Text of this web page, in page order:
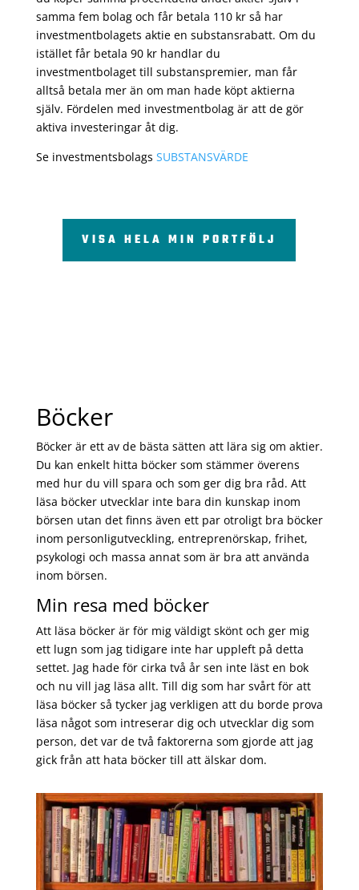
samma fem bolag och får betala 110 kr så har
investmentbolagets aktie en substansrabatt. Om du
istället får betala 90 kr handlar du
investmentbolaget till substanspremier, man får
alltså betala mer än om man hade köpt aktierna
själv. Fördelen med investmentbolag är att de gör
aktiva investeringar åt dig.
Se investmentsbolags SUBSTANSVÄRDE
VISA HELA MIN PORTFÖLJ
Böcker
Böcker är ett av de bästa sätten att lära sig om aktier.
Du kan enkelt hitta böcker som stämmer överens
med hur du vill spara och som ger dig bra råd. Att
läsa böcker utvecklar inte bara din kunskap inom
börsen utan det finns även ett par otroligt bra böcker
inom personligutveckling, entreprenörskap, frihet,
psykologi och massa annat som är bra att använda
inom börsen.
Min resa med böcker
Att läsa böcker är för mig väldigt skönt och ger mig
ett lugn som jag tidigare inte har uppleft på detta
settet. Jag hade för cirka två år sen inte läst en bok
och nu vill jag läsa allt. Till dig som har svårt för att
läsa böcker så tycker jag verkligen att du borde prova
läsa något som intreserar dig och utvecklar dig som
person, det var de två faktorerna som gjorde att jag
gick från att hata böcker till att älskar dom.